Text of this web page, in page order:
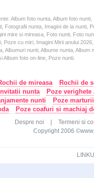
Album foto nunta, Album foto
Fotografii nunta, Imagini de la nunti,
mire si mireasa, Foto nunti, Foto
Poze cu miri, Imagini Mirii anului
Albumuri nunti, Albume nunta,
Album foto on-line, Poze nunti.
de mireasa
Rochii de
nunta
Poze
nunti
Poze
Poze coafuri si machiaj
Despre noi
Termeni si
Copyright 2006